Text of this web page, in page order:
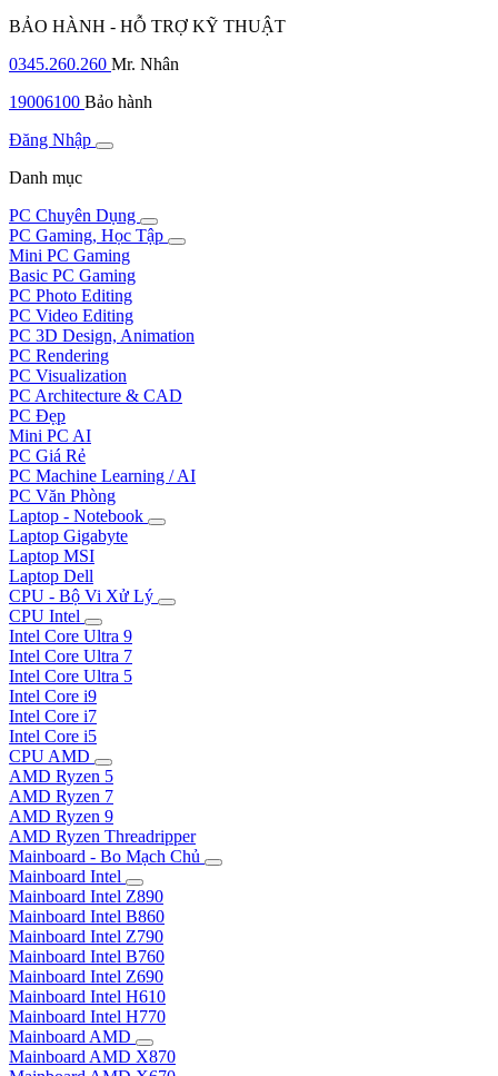
BẢO HÀNH - HỖ TRỢ KỸ THUẬT
0345.260.260 Mr. Nhân
19006100 Bảo hành
Đăng Nhập
Danh mục
PC Chuyên Dụng
PC Gaming, Học Tập
Mini PC Gaming
Basic PC Gaming
PC Photo Editing
PC Video Editing
PC 3D Design, Animation
PC Rendering
PC Visualization
PC Architecture & CAD
PC Đẹp
Mini PC AI
PC Giá Rẻ
PC Machine Learning / AI
PC Văn Phòng
Laptop - Notebook
Laptop Gigabyte
Laptop MSI
Laptop Dell
CPU - Bộ Vi Xử Lý
CPU Intel
Intel Core Ultra 9
Intel Core Ultra 7
Intel Core Ultra 5
Intel Core i9
Intel Core i7
Intel Core i5
CPU AMD
AMD Ryzen 5
AMD Ryzen 7
AMD Ryzen 9
AMD Ryzen Threadripper
Mainboard - Bo Mạch Chủ
Mainboard Intel
Mainboard Intel Z890
Mainboard Intel B860
Mainboard Intel Z790
Mainboard Intel B760
Mainboard Intel Z690
Mainboard Intel H610
Mainboard Intel H770
Mainboard AMD
Mainboard AMD X870